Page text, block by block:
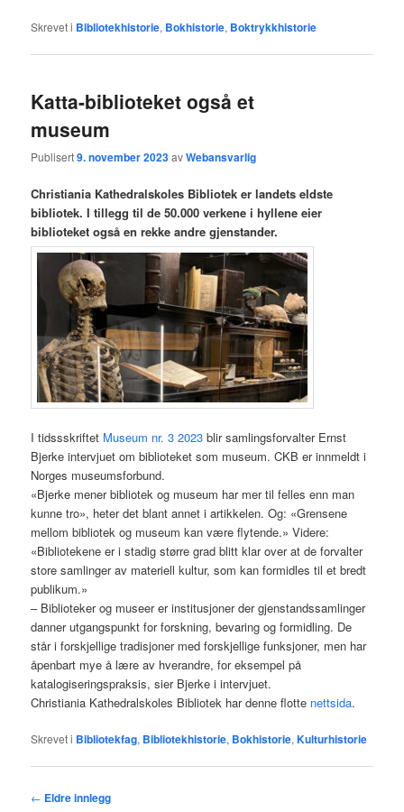
Skrevet i Bibliotekhistorie, Bokhistorie, Boktrykkhistorie
Katta-biblioteket også et
museum
Publisert9. november 2023avWebansvarlig
Christiania Kathedralskoles Bibliotek er landets eldste
bibliotek. I tillegg til de 50.000 verkene i hyllene eier
biblioteket også en rekke andre gjenstander.
I tidssskriftet Museum nr. 3 2023 blir samlingsforvalter Ernst
Bjerke intervjuet om biblioteket som museum. CKB er innmeldt i
Norges museumsforbund.
«Bjerke mener bibliotek og museum har mer til felles enn man
kunne tro», heter det blant annet i artikkelen. Og: «Grensene
mellom bibliotek og museum kan være flytende.» Videre:
«Bibliotekene er i stadig større grad blitt klar over at de forvalter
store samlinger av materiell kultur, som kan formidles til et bredt
publikum.»
– Biblioteker og museer er institusjoner der gjenstandssamlinger
danner utgangspunkt for forskning, bevaring og formidling. De
står i forskjellige tradisjoner med forskjellige funksjoner, men har
åpenbart mye å lære av hverandre, for eksempel på
katalogiseringspraksis, sier Bjerke i intervjuet.
Christiania Kathedralskoles Bibliotek har denne flotte nettsida.
Skrevet i Bibliotekfag, Bibliotekhistorie, Bokhistorie,Kulturhistorie
Innleggsnavigasjon
← Eldre innlegg